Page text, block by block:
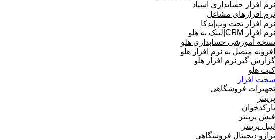
نرم افزار حسابداری اسپاد
نرم افزارهای مشاغل
نرم افزار تحت وب|بدکا
نرم افزار CRM|لینک به هلو
نسخه آموزشی حسابداری هلو
افزونه متصل به نرم افزار هلو
گزارش گیر نرم افزار هلو
کیت هلو
سخت افزار
تجهیزات فروشگاهی
پرینتر
بارکدخوان
فیش پرینتر
لیبل پرینتر
ترازو دیجیتال فروشگاهی